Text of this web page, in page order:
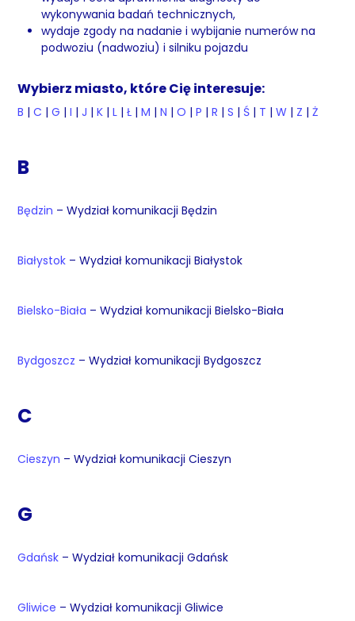
wykonywania badań technicznych,
wydaje zgody na nadanie i wybijanie numerów na
podwoziu (nadwoziu) i silniku pojazdu
Wybierz miasto, które Cię interesuje:
B |C |G |I |J |K |L |Ł |M |N |O |P |R |S | Ś | T |W | Z |Ż
B
Będzin – Wydział komunikacji Będzin
Białystok – Wydział komunikacji Białystok
Bielsko-Biała – Wydział komunikacji Bielsko-Biała
Bydgoszcz – Wydział komunikacji Bydgoszcz
C
Cieszyn – Wydział komunikacji Cieszyn
G
Gdańsk – Wydział komunikacji Gdańsk
Gliwice – Wydział komunikacji Gliwice